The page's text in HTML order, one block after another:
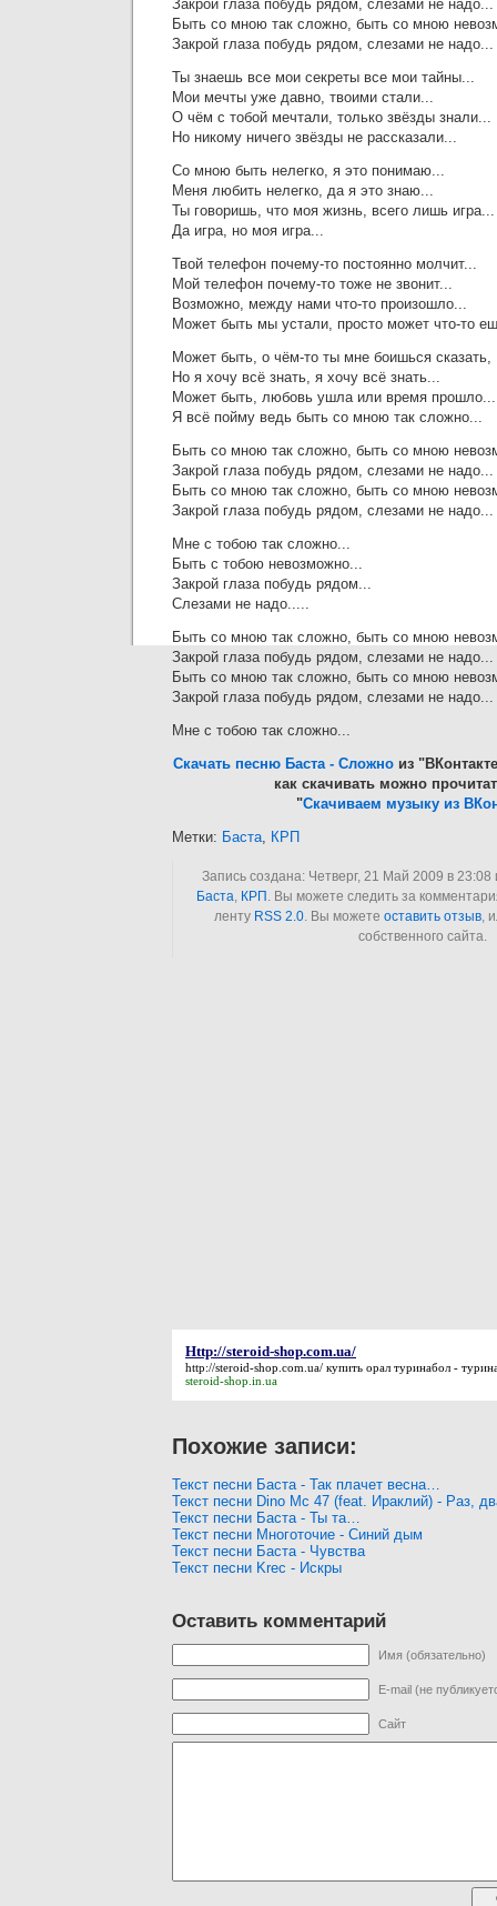
Закрой глаза побудь рядом, слезами не надо...
Быть со мною так сложно, быть со мною
Закрой глаза побудь рядом, слезами не надо...
Ты знаешь все мои секреты все мои тайны...
Мои мечты уже давно, твоими стали...
О чём с тобой мечтали, только звёзды знали...
Но никому ничего звёзды не рассказали...
Со мною быть нелегко, я это понимаю...
Меня любить нелегко, да я это знаю...
Ты говоришь, что моя жизнь, всего лишь игра...
Да игра, но моя игра...
Твой телефон почему-то постоянно молчит...
Мой телефон почему-то тоже не звонит...
Возможно, между нами что-то произошло...
Может быть мы устали, просто может что-то
Может быть, о чём-то ты мне боишься сказать,
Но я хочу всё знать, я хочу всё знать...
Может быть, любовь ушла или время прошло...
Я всё пойму ведь быть со мною так сложно...
Быть со мною так сложно, быть со мною
Закрой глаза побудь рядом, слезами не надо...
Быть со мною так сложно, быть со мною
Закрой глаза побудь рядом, слезами не надо...
Мне с тобою так сложно...
Быть с тобою невозможно...
Закрой глаза побудь рядом...
Слезами не надо.....
Быть со мною так сложно, быть со мною
Закрой глаза побудь рядом, слезами не надо...
Быть со мною так сложно, быть со мною
Закрой глаза побудь рядом, слезами не надо...
Мне с тобою так сложно...
Скачать песню Баста - Сложноиз
как скачивать можно
"Скачиваем музыку из
Метки: Баста, КРП
Запись создана: Четверг, 21 Май 2009 в 23:08
Баста, КРП . Вы можете следить за
ленту RSS 2.0. Вы можете оставить отзыв,
собственного сайта.
Http://steroid-shop.com.ua/
http://steroid-shop.com.ua/ купить орал туринабол -
steroid-shop.in.ua
Похожие записи:
Текст песни Баста - Так плачет весна…
Текст песни Dino Mc 47 (feat. Ираклий) - Раз,
Текст песни Баста - Ты та…
Текст песни Многоточие - Синий дым
Текст песни Баста - Чувства
Текст песни Krec - Искры
Оставить комментарий
Имя (обязательно)
E-mail (не
Сайт